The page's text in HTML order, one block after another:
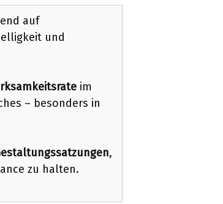
auf
und
im
– besonders in
,
zu halten.